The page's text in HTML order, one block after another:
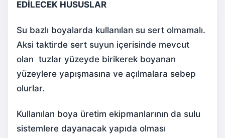
EDİLECEK HUSUSLAR
Su bazlı boyalarda kullanılan su sert olmamalı.
Aksi taktirde sert suyun içerisinde mevcut
olan tuzlar yüzeyde birikerek boyanan
yüzeylere yapışmasına ve açılmalara sebep
olurlar.
Kullanılan boya üretim ekipmanlarının da sulu
sistemlere dayanacak yapıda olması